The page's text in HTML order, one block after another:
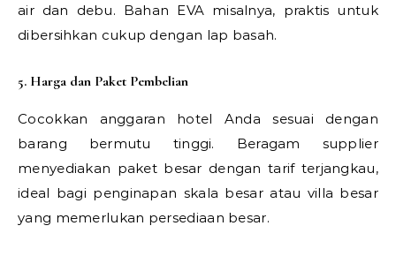
air dan debu. Bahan EVA misalnya, praktis untuk
dibersihkan cukup dengan lap basah.
5. Harga dan Paket Pembelian
Cocokkan anggaran hotel Anda sesuai dengan
barang bermutu tinggi. Beragam supplier
menyediakan paket besar dengan tarif terjangkau,
ideal bagi penginapan skala besar atau villa besar
yang memerlukan persediaan besar.